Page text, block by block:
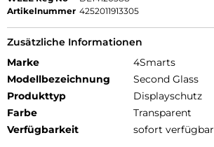
Artikelnummer 4252011913305
Zusätzliche Informationen
Marke
4Smarts
Modellbezeichnung
Second Glass
Produkttyp
Displayschutz
Farbe
Transparent
Verfügbarkeit
sofort verfügbar